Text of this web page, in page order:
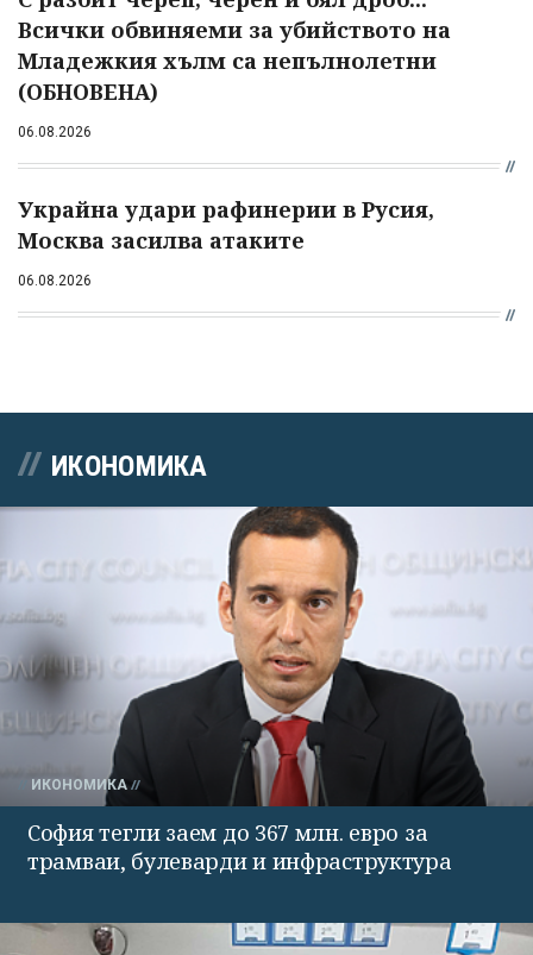
Всички обвиняеми за убийството на
Младежкия хълм са непълнолетни
(ОБНОВЕНА)
06.08.2026
Украйна удари рафинерии в Русия,
Москва засилва атаките
06.08.2026
ИКОНОМИКА
ИКОНОМИКА
София тегли заем до 367 млн. евро за
трамваи, булеварди и инфраструктура